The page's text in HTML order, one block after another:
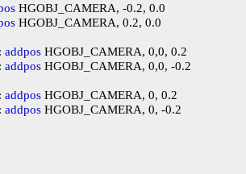
HGOBJ_CAMERA, -0.2, 0.0
HGOBJ_CAMERA, 0.2, 0.0
addpos HGOBJ_CAMERA, 0,0, 0.2
addpos HGOBJ_CAMERA, 0,0, -0.2
addpos HGOBJ_CAMERA, 0, 0.2
addpos HGOBJ_CAMERA, 0, -0.2